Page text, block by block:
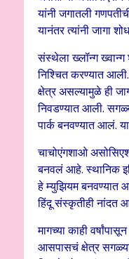
यांनी जगातली
यानंतर त्यांनी जागा
संस्थेला ख्लॉन्ग ख्वान्ग
निश्चित करण्यात
क्षेत्र असल्यामुळे ही
निवडण्यात आली.
पार्क बनवण्यात आलं.
चाचोएंगशाओ
बनवलं आहे. स्थानिक
हे म्युझियम बनवण्यात
हिंदू संस्कृतीही नांदत
मागच्या काही
आसपासचं क्षेत्र